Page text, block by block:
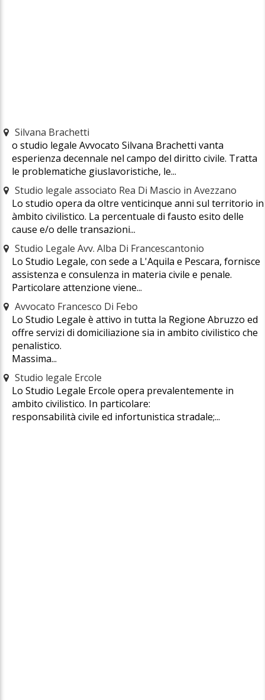
Silvana Brachetti
o studio legale Avvocato Silvana Brachetti vanta
esperienza decennale nel campo del diritto civile. Tratta
le problematiche giuslavoristiche, le...
Studio legale associato Rea Di Mascio in Avezzano
Lo studio opera da oltre venticinque anni sul territorio in
àmbito civilistico. La percentuale di fausto esito delle
cause e/o delle transazioni...
Studio Legale Avv. Alba Di Francescantonio
Lo Studio Legale, con sede a L'Aquila e Pescara, fornisce
assistenza e consulenza in materia civile e penale.
Particolare attenzione viene...
Avvocato Francesco Di Febo
Lo Studio Legale è attivo in tutta la Regione Abruzzo ed
offre servizi di domiciliazione sia in ambito civilistico che
penalistico.
Massima...
Studio legale Ercole
Lo Studio Legale Ercole opera prevalentemente in
ambito civilistico. In particolare:
responsabilità civile ed infortunistica stradale;...